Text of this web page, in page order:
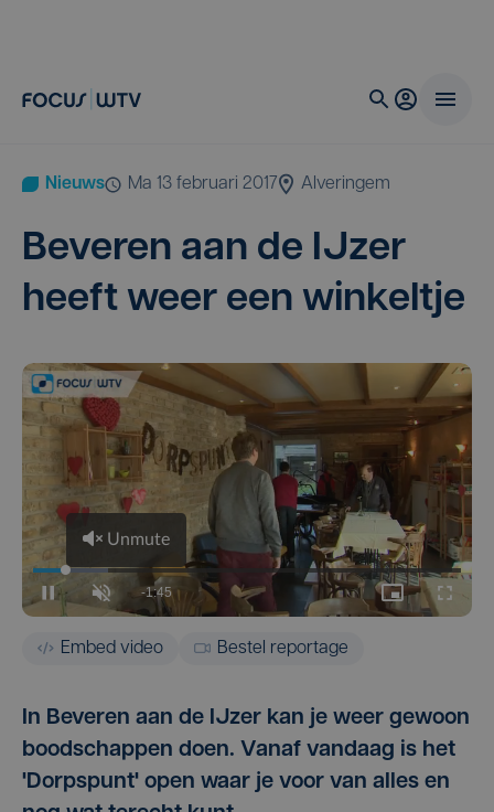
Nieuws ma 13 februari 2017 Alveringem
Beve­ren aan de IJzer
heeft weer een winkeltje
Embed video Bestel reportage
In Beveren aan de IJzer kan je weer gewoon
boodschappen doen. Vanaf vandaag is het
'Dorpspunt' open waar je voor van alles en